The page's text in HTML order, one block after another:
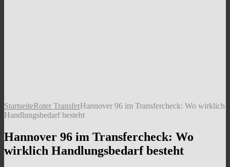
StartseiteRoter TransferHannover 96 im Transfercheck: Wo wirklich
Handlungsbedarf besteht
Hannover 96 im Transfercheck: Wo
wirklich Handlungsbedarf besteht